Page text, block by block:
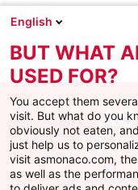
English
BUT WHAT
USED FOR?
You accept them
visit. But what do you
obviously not eaten,
just help us to
visit asmonaco.com,
as well as the